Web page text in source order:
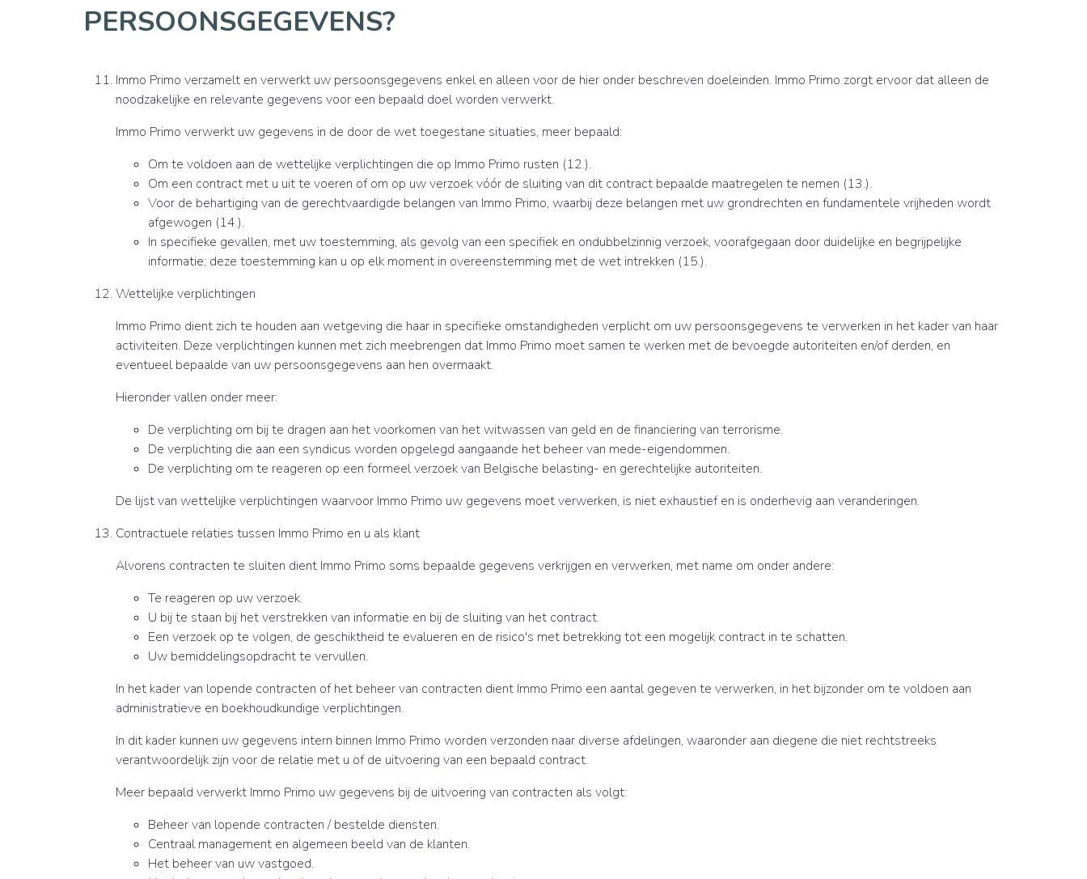
PERSOONSGEGEVENS?
Immo Primo verzamelt en verwerkt uw persoonsgegevens enkel en alleen voor de hier onder beschreven doeleinden. Immo Primo zorgt ervoor dat alleen de
noodzakelijke en relevante gegevens voor een bepaald doel worden verwerkt.
Immo Primo verwerkt uw gegevens in de door de wet toegestane situaties, meer bepaald:
Om te voldoen aan de wettelijke verplichtingen die op Immo Primo rusten (12.).
Om een contract met u uit te voeren of om op uw verzoek vóór de sluiting van dit contract bepaalde maatregelen te nemen (13.).
Voor de behartiging van de gerechtvaardigde belangen van Immo Primo, waarbij deze belangen met uw grondrechten en fundamentele vrijheden wordt
afgewogen (14.).
In specifieke gevallen, met uw toestemming, als gevolg van een specifiek en ondubbelzinnig verzoek, voorafgegaan door duidelijke en begrijpelijke
informatie; deze toestemming kan u op elk moment in overeenstemming met de wet intrekken (15.).
Wettelijke verplichtingen
Immo Primo dient zich te houden aan wetgeving die haar in specifieke omstandigheden verplicht om uw persoonsgegevens te verwerken in het kader van haar
activiteiten. Deze verplichtingen kunnen met zich meebrengen dat Immo Primo moet samen te werken met de bevoegde autoriteiten en/of derden, en
eventueel bepaalde van uw persoonsgegevens aan hen overmaakt.
Hieronder vallen onder meer:
De verplichting om bij te dragen aan het voorkomen van het witwassen van geld en de financiering van terrorisme.
De verplichting die aan een syndicus worden opgelegd aangaande het beheer van mede-eigendommen.
De verplichting om te reageren op een formeel verzoek van Belgische belasting- en gerechtelijke autoriteiten.
De lijst van wettelijke verplichtingen waarvoor Immo Primo uw gegevens moet verwerken, is niet exhaustief en is onderhevig aan veranderingen.
Contractuele relaties tussen Immo Primo en u als klant
Alvorens contracten te sluiten dient Immo Primo soms bepaalde gegevens verkrijgen en verwerken, met name om onder andere:
Te reageren op uw verzoek.
U bij te staan bij het verstrekken van informatie en bij de sluiting van het contract.
Een verzoek op te volgen, de geschiktheid te evalueren en de risico's met betrekking tot een mogelijk contract in te schatten.
Uw bemiddelingsopdracht te vervullen.
In het kader van lopende contracten of het beheer van contracten dient Immo Primo een aantal gegeven te verwerken, in het bijzonder om te voldoen aan
administratieve en boekhoudkundige verplichtingen.
In dit kader kunnen uw gegevens intern binnen Immo Primo worden verzonden naar diverse afdelingen, waaronder aan diegene die niet rechtstreeks
verantwoordelijk zijn voor de relatie met u of de uitvoering van een bepaald contract.
Meer bepaald verwerkt Immo Primo uw gegevens bij de uitvoering van contracten als volgt:
Beheer van lopende contracten / bestelde diensten.
Centraal management en algemeen beeld van de klanten.
Het beheer van uw vastgoed.